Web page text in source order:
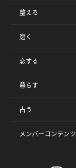
整える
磨く
恋する
暮らす
占う
メンバーコンテンツ